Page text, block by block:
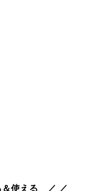
＆使える ／ ／